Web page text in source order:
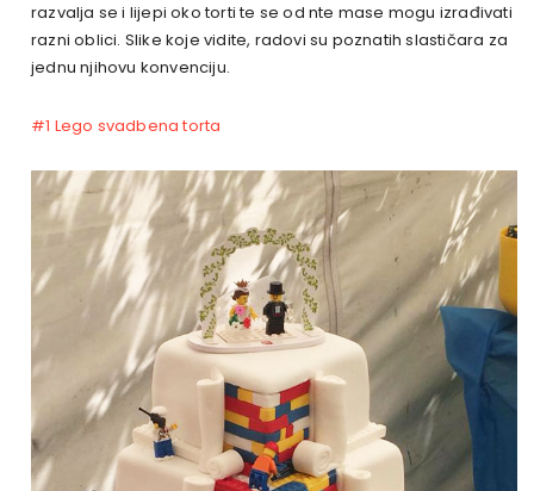
razvalja se i lijepi oko torti te se od nte mase mogu izrađivati
razni oblici. Slike koje vidite, radovi su poznatih slastičara za
jednu njihovu konvenciju.
#1 Lego svadbena torta